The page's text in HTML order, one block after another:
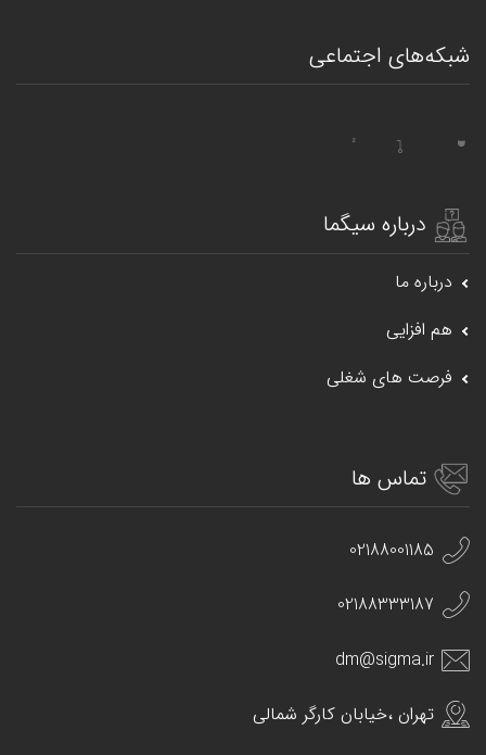
شبکه‌های اجتماعی
درباره سیگما
درباره ما
هم افزایی
فرصت های شغلی
تماس ها
02188001185
02188333187
dm@sigma.ir
تهران ،خیابان کارگر شمالی